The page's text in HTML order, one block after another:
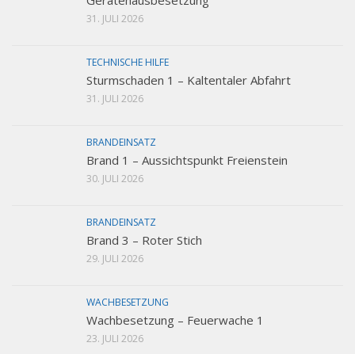
31. JULI 2026
TECHNISCHE HILFE
Sturmschaden 1 – Kaltentaler Abfahrt
31. JULI 2026
BRANDEINSATZ
Brand 1 – Aussichtspunkt Freienstein
30. JULI 2026
BRANDEINSATZ
Brand 3 – Roter Stich
29. JULI 2026
WACHBESETZUNG
Wachbesetzung – Feuerwache 1
23. JULI 2026